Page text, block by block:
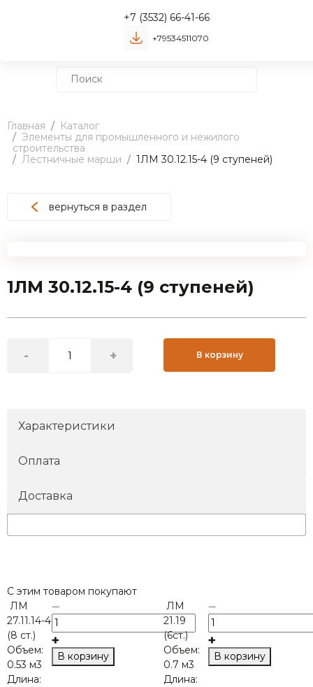
+7 (3532) 66-41-66
+79534511070
Главная
Каталог
Элементы для промышленного и нежилого
строительства
Лестничные марши
1ЛМ 30.12.15-4 (9 ступеней)
вернуться в раздел
1ЛМ 30.12.15-4 (9 ступеней)
- + В корзину
Характеристики
Оплата
Доставка
С этим товаром покупают
ЛМ
27.11.14-4
(8 ст.)
Объем:
0.53 м3
Длина:
В корзину
ЛМ
21.19
(6ст.)
Объем:
0.7 м3
Длина:
В корзину